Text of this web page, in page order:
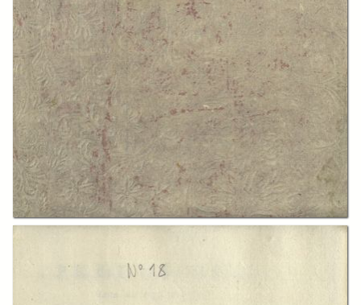
In collections
Biblioteca storico-economica Fondazione L. Einaudi
Title:
Prolusione letta dal regio professore nelle scuole palatine marchese
Cesare Beccaria Bonesana nell'apertura della nuova cattedra di
Scienze camerali ...
Creator:
Cesare Beccaria
Publisher:
Firenze : nella stamperia di Giuseppe Allegrini e comp. al canto al